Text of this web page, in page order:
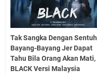
Tak Sangka Dengan Sentuh
Bayang-Bayang Jer Dapat
Tahu Bila Orang Akan Mati,
BLACK Versi Malaysia